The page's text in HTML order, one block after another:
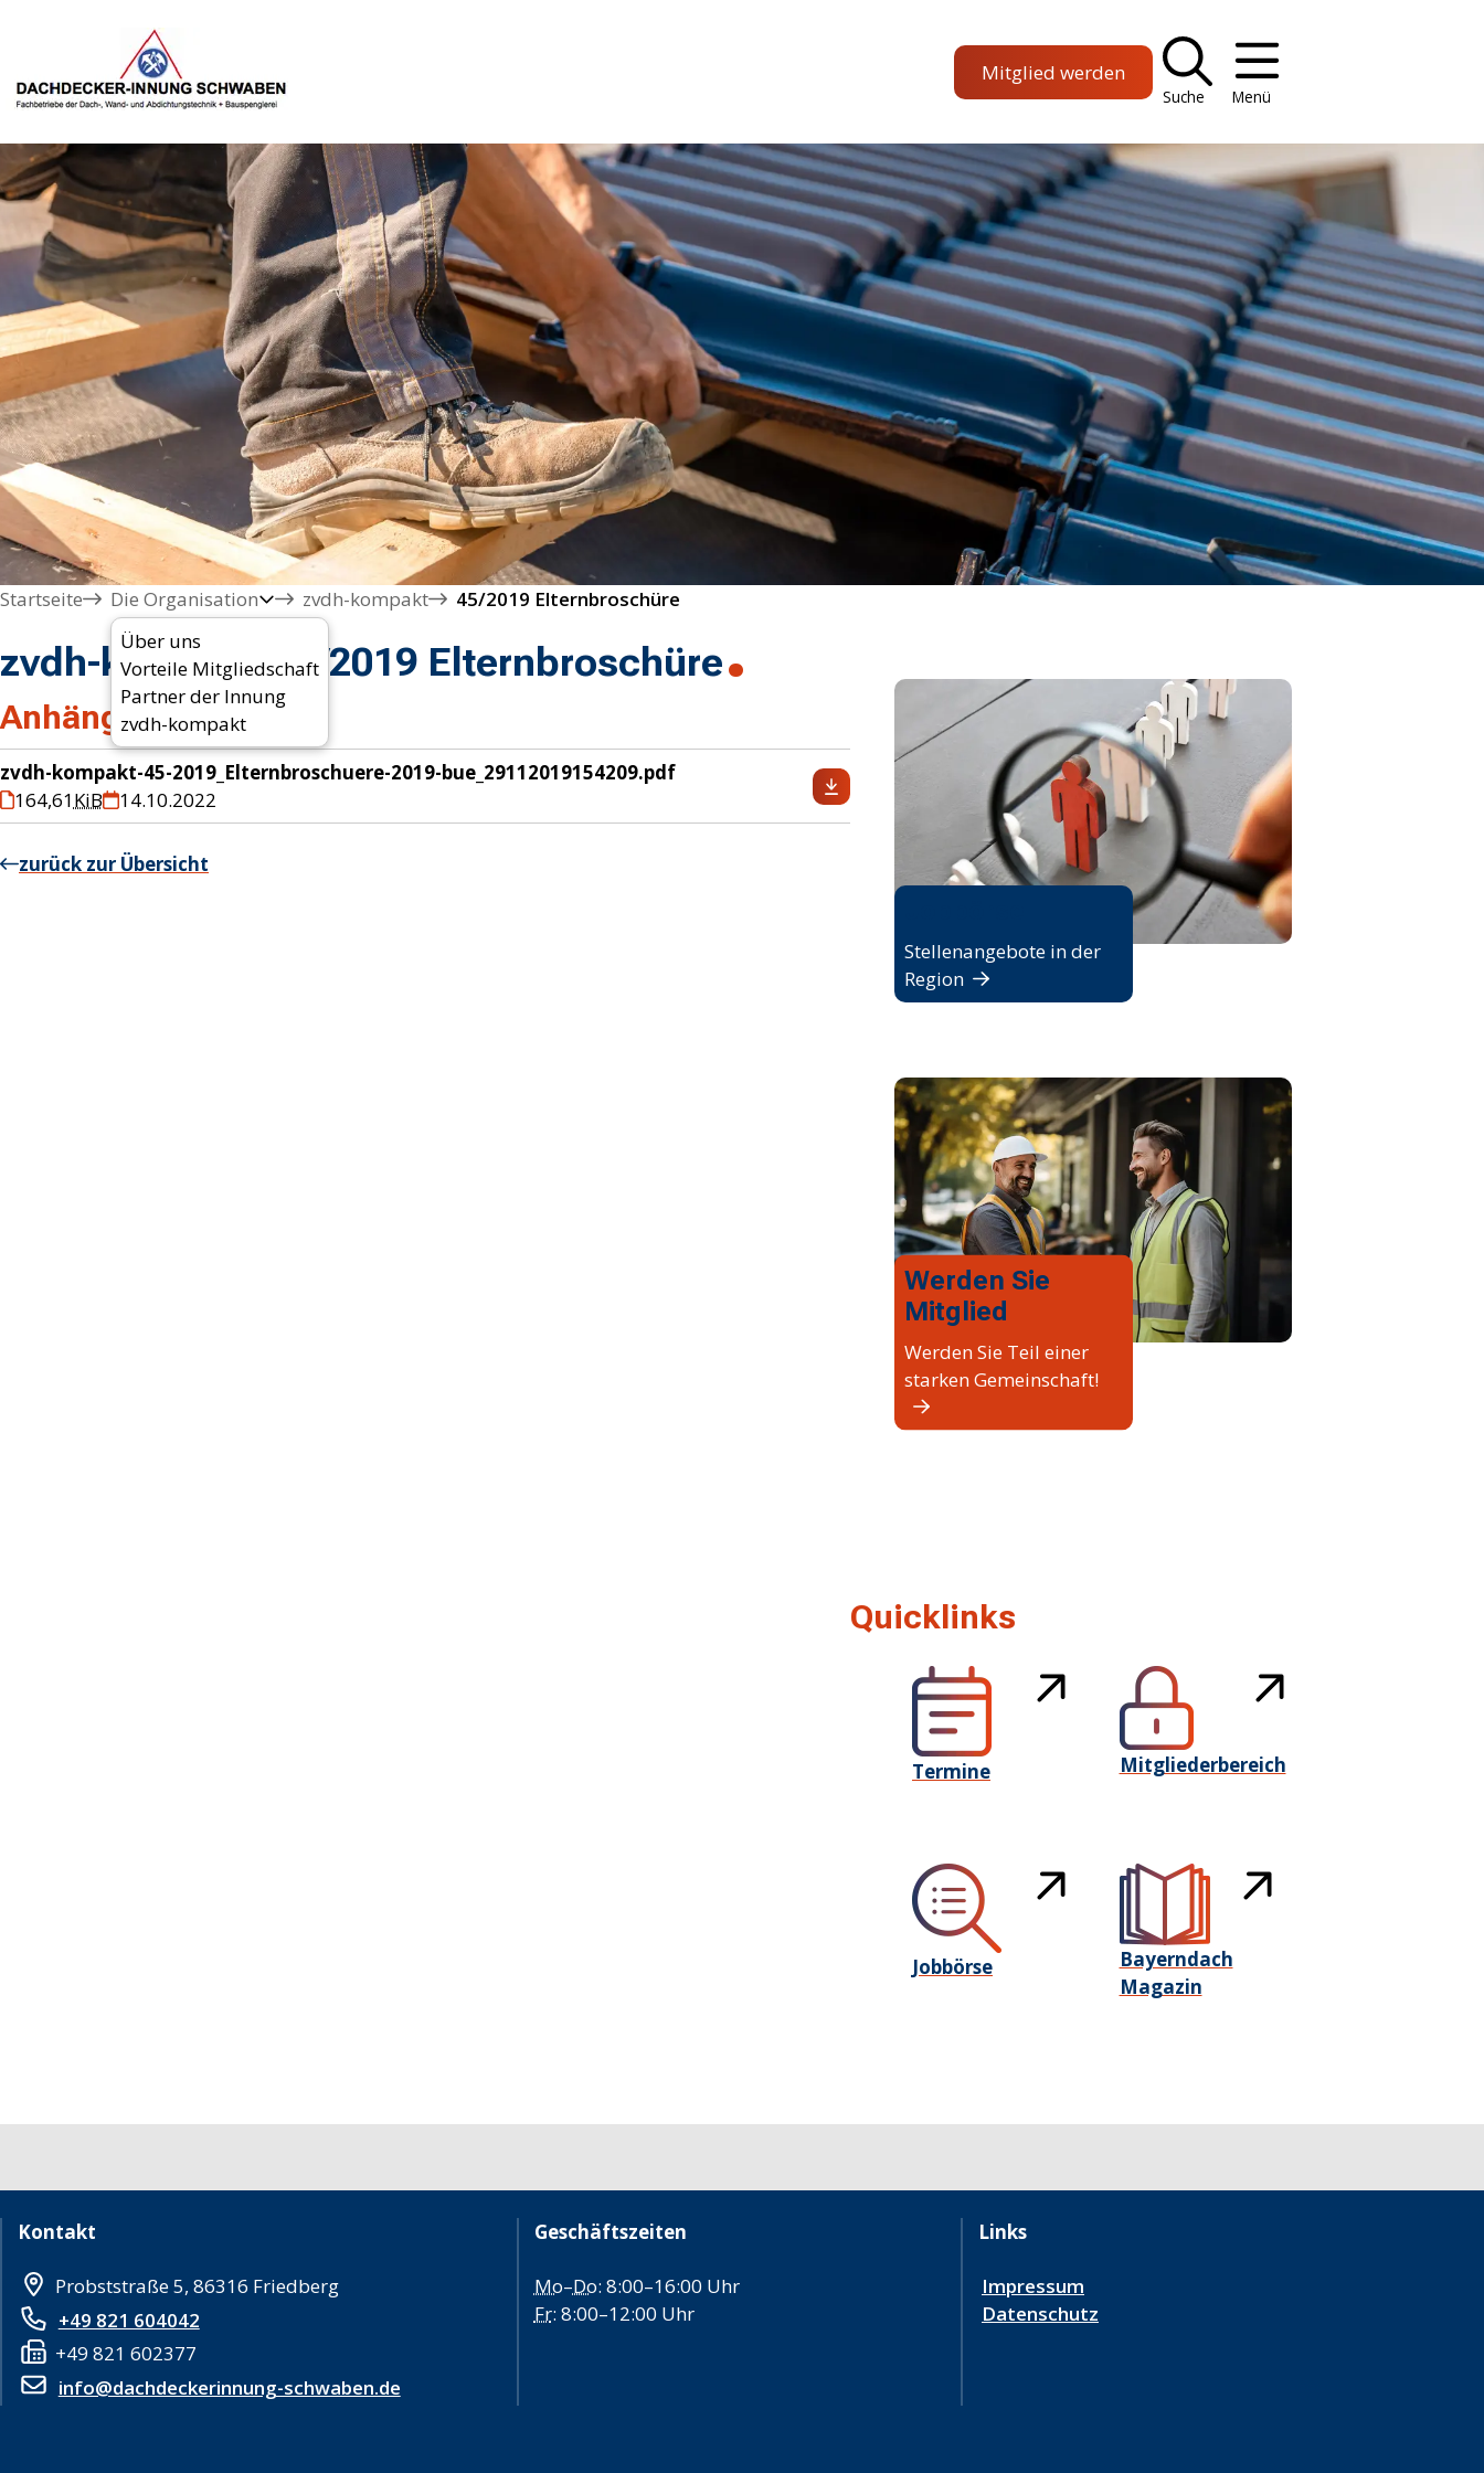
Mitglied werden
Suche Menü
Startseite
Die Organisation
Über uns
Vorteile Mitgliedschaft
Partner der Innung
zvdh-kompakt
zvdh-kompakt 45/2019 Elternbroschüre
zvdh-kompakt 45/2019 Elternbroschüre
Anhänge
zvdh-kompakt-45-2019_Elternbroschuere-2019-bue_29112019154209.pdf
164,61KiB 14.10.2022
zurück zur Übersicht
Stellenangebote in der
Region
Werden Sie
Mitglied
Werden Sie Teil einer
starken Gemeinschaft!
Quicklinks
Termine Mitgliederbereich
Jobbörse
Bayerndach
Magazin
Kontakt
Probststraße 5, 86316 Friedberg
+49 821 604042
+49 821 602377
info@dachdeckerinnung-schwaben.de
Geschäftszeiten
Mo–Do: 8:00–16:00 Uhr
Fr: 8:00–12:00 Uhr
Links
Impressum
Datenschutz